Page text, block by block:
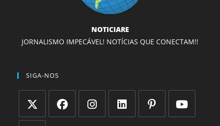
NOTICIARE
JORNALISMO IMPECÁVEL! NOTÍCIAS QUE CONECTAM!!
SIGA-NOS
Abre